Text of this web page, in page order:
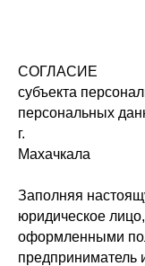
СОГЛАСИЕ
субъекта
персональных
г.
Заполняя
юридическое
оформленными